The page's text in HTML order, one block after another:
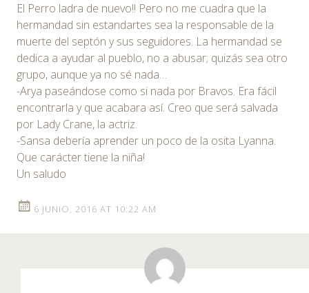
El Perro ladra de nuevo!! Pero no me cuadra que la
hermandad sin estandartes sea la responsable de la
muerte del septón y sus seguidores. La hermandad se
dedica a ayudar al pueblo, no a abusar; quizás sea otro
grupo, aunque ya no sé nada…
-Arya paseándose como si nada por Bravos. Era fácil
encontrarla y que acabara así. Creo que será salvada
por Lady Crane, la actriz.
-Sansa debería aprender un poco de la osita Lyanna.
Que carácter tiene la niña!
Un saludo
6 JUNIO, 2016 AT 10:22 AM